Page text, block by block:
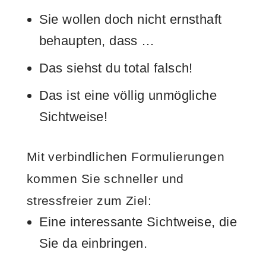
Sie wollen doch nicht ernsthaft
behaupten, dass …
Das siehst du total falsch!
Das ist eine völlig unmögliche
Sichtweise!
Mit verbindlichen Formulierungen
kommen Sie schneller und
stressfreier zum Ziel:
Eine interessante Sichtweise, die
Sie da einbringen.